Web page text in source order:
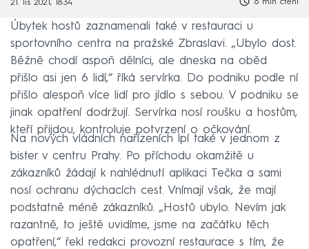
21. lis 2021, 18:34 6 min čtení
Úbytek hostů zaznamenali také v restauraci u
sportovního centra na pražské Zbraslavi. „Ubylo dost.
Běžně chodí aspoň dělníci, ale dneska na oběd
přišlo asi jen 6 lidí,“ říká servírka. Do podniku podle ní
přišlo alespoň více lidí pro jídlo s sebou. V podniku se
jinak opatření dodržují. Servírka nosí roušku a hostům,
kteří přijdou, kontroluje potvrzení o očkování.
Na nových vládních nařízeních lpí také v jednom z
bister v centru Prahy. Po příchodu okamžitě u
zákazníků žádají k nahlédnutí aplikaci Tečka a sami
nosí ochranu dýchacích cest. Vnímají však, že mají
podstatně méně zákazníků. „Hostů ubylo. Nevím jak
razantně, to ještě uvidíme, jsme na začátku těch
opatření,“ řekl redakci provozní restaurace s tím, že